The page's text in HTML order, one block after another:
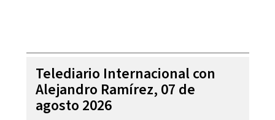
Telediario Internacional con
Alejandro Ramírez, 07 de
agosto 2026